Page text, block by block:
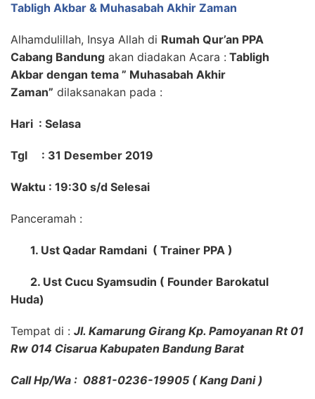
Tabligh Akbar & Muhasabah Akhir Zaman
Alhamdulillah, Insya Allah di Rumah Qur’an PPA
Cabang Bandung akan diadakan Acara : Tabligh
Akbar dengan tema ” Muhasabah Akhir
Zaman” dilaksanakan pada :
Hari : Selasa
Tgl : 31 Desember 2019
Waktu : 19:30 s/d Selesai
Panceramah :
1. Ust Qadar Ramdani ( Trainer PPA )
2. Ust Cucu Syamsudin ( Founder Barokatul
Huda)
Tempat di : Jl. Kamarung Girang Kp. Pamoyanan Rt 01
Rw 014 Cisarua Kabupaten Bandung Barat
Call Hp/Wa : 0881-0236-19905 ( Kang Dani )